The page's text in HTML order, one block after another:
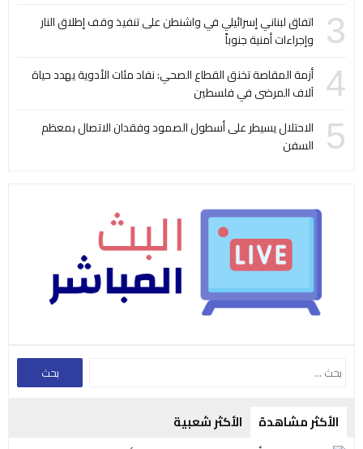
3
اتفاق لبناني إسرائيلي في واشنطن على تنفيذ وقف إطلاق النار
وإجراءات أمنية جنوباً
4
أزمة المقاصة تخنق القطاع الصحي: نفاد مئات الأدوية يهدد حياة
آلاف المرضى في فلسطين
5
الاحتلال يسيطر على أسطول الصمود وفقدان الاتصال بمعظم
السفن
الأكثر مشاهدة الأكثر شعبية